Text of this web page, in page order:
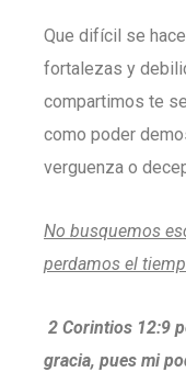
Que difícil se
fortalezas y
compartimos te
como poder
verguenza o
No busquemos
perdamos el
2 Corintios 12:9
gracia, pues mi